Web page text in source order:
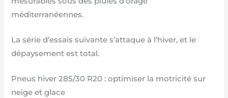
méditerranéennes.
La série d’essais suivante s’attaque à l’hiver, et le
dépaysement est total.
Pneus hiver 285/30 R20 : optimiser la motricité sur
neige et glace